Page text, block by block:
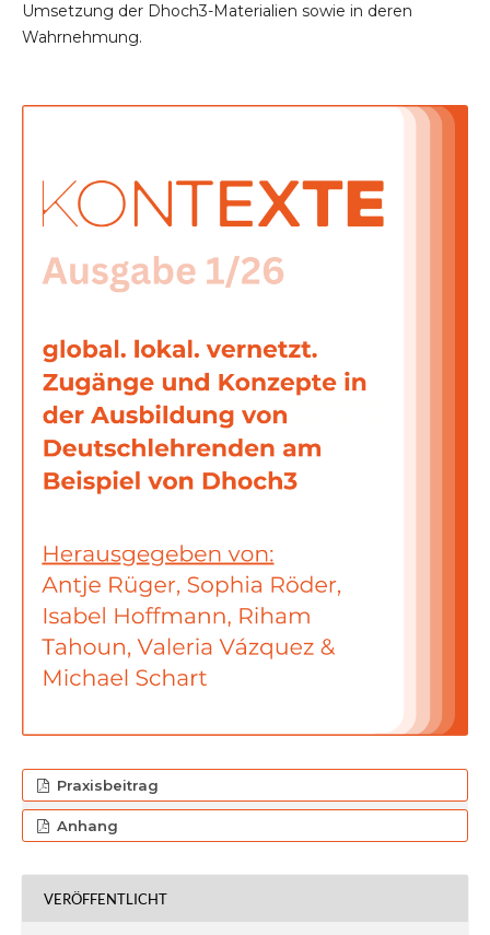
Umsetzung der Dhoch3-Materialien sowie in deren
Wahrnehmung.
Praxisbeitrag
Anhang
VERÖFFENTLICHT